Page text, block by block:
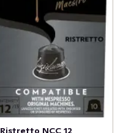
Ristretto NCC 12